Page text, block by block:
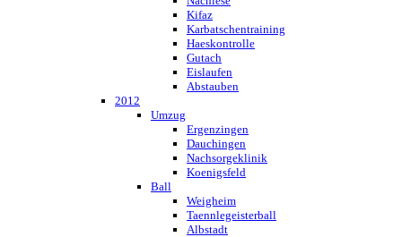
Kifaz
Karbatschentraining
Haeskontrolle
Gutach
Eislaufen
Abstauben
2012
Umzug
Ergenzingen
Dauchingen
Nachsorgeklinik
Koenigsfeld
Ball
Weigheim
Taennlegeisterball
Albstadt